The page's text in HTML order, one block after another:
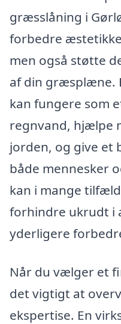
græsslåning i
forbedre
men også støtte
af din græsplæne.
kan fungere som
regnvand, hjælpe
jorden, og give et
både mennesker
kan i mange
forhindre ukrudt i
yderligere
Når du vælger et
det vigtigt at
ekspertise. En